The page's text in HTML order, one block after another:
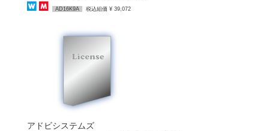
AD16K9A 税込組価 ¥ 39,072
アドビシステムズ